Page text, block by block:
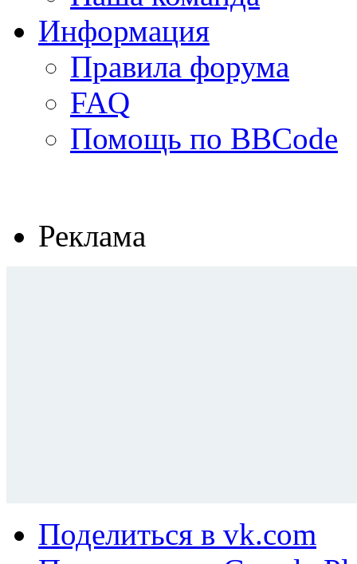
Информация
Правила форума
FAQ
Помощь по BBCode
Реклама
Поделиться в vk.com